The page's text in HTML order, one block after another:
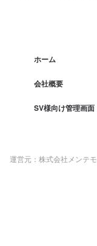
ホーム
会社概要
SV様向け管理画面
運営元：株式会社メンテモ